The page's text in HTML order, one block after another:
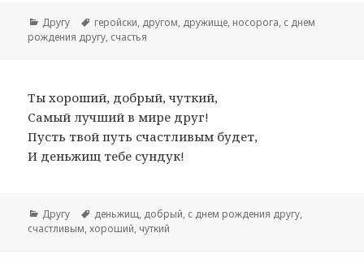
Рубрики
Другу Метки
геройски, другом, дружище, носорога, с днем
рождения другу, счастья
Ты хороший, добрый, чуткий,
Самый лучший в мире друг!
Пусть твой путь счастливым будет,
И деньжищ тебе сундук!
Рубрики
Другу Метки
деньжищ, добрый, с днем рождения другу,
счастливым,хороший, чуткий